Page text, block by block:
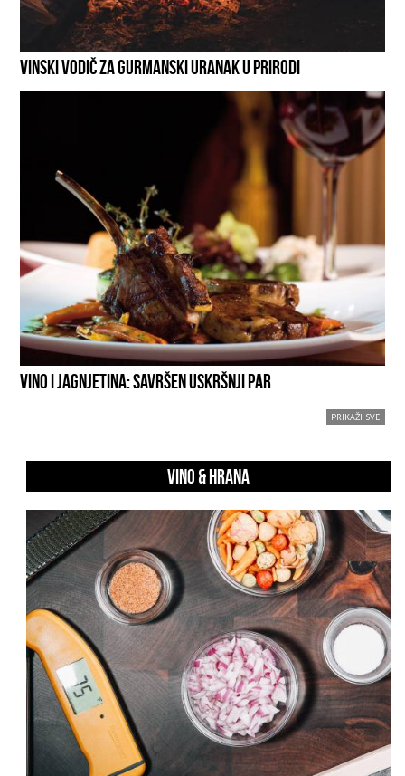
VINSKI VODIČ ZA GURMANSKI URANAK U PRIRODI
VINO I JAGNJETINA: SAVRŠEN USKRŠNJI PAR
PRIKAŽI SVE
VINO & HRANA